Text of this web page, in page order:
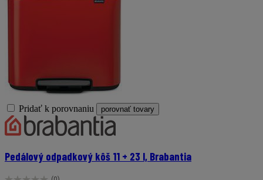
Pridať k porovnaniu porovnať tovary
Pedálový odpadkový kôš 11 + 23 l, Brabantia